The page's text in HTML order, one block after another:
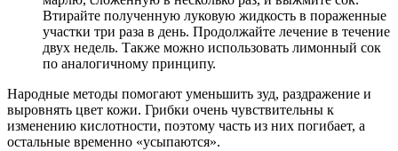
Втирайте полученную луковую жидкость в пораженные
участки три раза в день. Продолжайте лечение в течение
двух недель. Также можно использовать лимонный сок
по аналогичному принципу.
Народные методы помогают уменьшить зуд, раздражение и
выровнять цвет кожи. Грибки очень чувствительны к
изменению кислотности, поэтому часть из них погибает, а
остальные временно «усыпаются».